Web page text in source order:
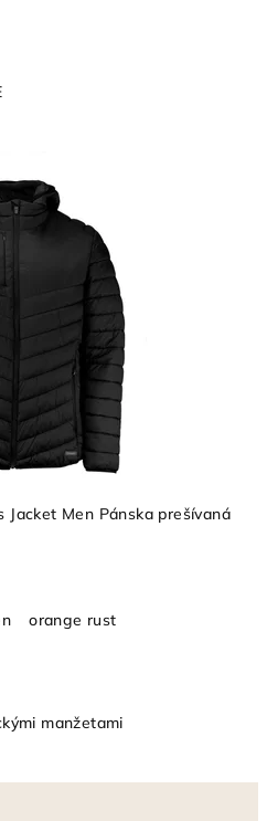
Men Pánska prešívaná
orange rust
manžetami